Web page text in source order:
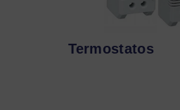
Termostatos